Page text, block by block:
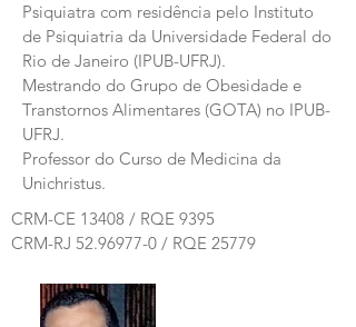
Psiquiatra com residência pelo Instituto
de Psiquiatria da Universidade Federal do
Rio de Janeiro (IPUB-UFRJ).
Mestrando do Grupo de Obesidade e
Transtornos Alimentares (GOTA) no IPUB-
UFRJ.
Professor do Curso de Medicina da
Unichristus.
CRM-CE 13408 / RQE 9395
CRM-RJ 52.96977-0 / RQE 25779